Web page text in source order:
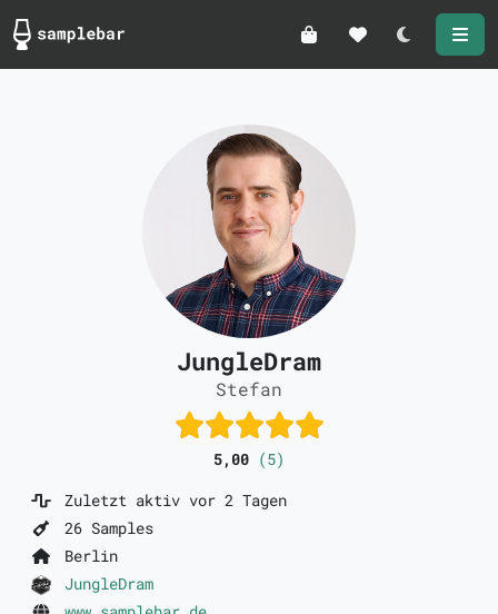
Darkmode
JungleDram
Stefan
5,00 (5)
Zuletzt aktiv vor 2 Tagen
26 Samples
Berlin
JungleDram